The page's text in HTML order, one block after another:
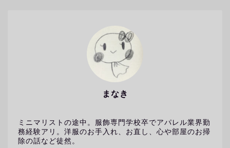
まなき
ミニマリストの途中。服飾専門学校卒でアパレル業界勤
務経験アリ。洋服のお手入れ、お直し、心や部屋のお掃
除の話など徒然。